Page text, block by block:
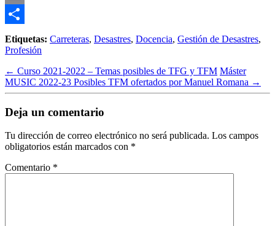
Email
Compartir
Etiquetas: Carreteras, Desastres, Docencia, Gestión de Desastres,
Profesión
← Curso 2021-2022 – Temas posibles de TFG y TFM Máster
MUSIC 2022-23 Posibles TFM ofertados por Manuel Romana →
Deja un comentario
Tu dirección de correo electrónico no será publicada. Los campos
obligatorios están marcados con *
Comentario *